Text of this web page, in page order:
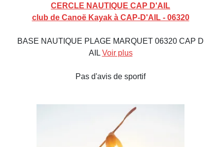
CERCLE NAUTIQUE CAP D'AIL
club de Canoë Kayak à CAP-D'AIL - 06320
BASE NAUTIQUE PLAGE MARQUET 06320 CAP D
AIL Voir plus
Pas d'avis de sportif